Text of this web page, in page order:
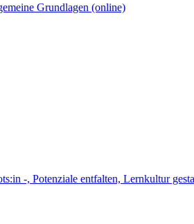
Grundlagen (online)
-, Potenziale entfalten, Lernkultur